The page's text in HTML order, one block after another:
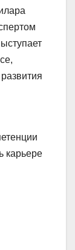
карьере